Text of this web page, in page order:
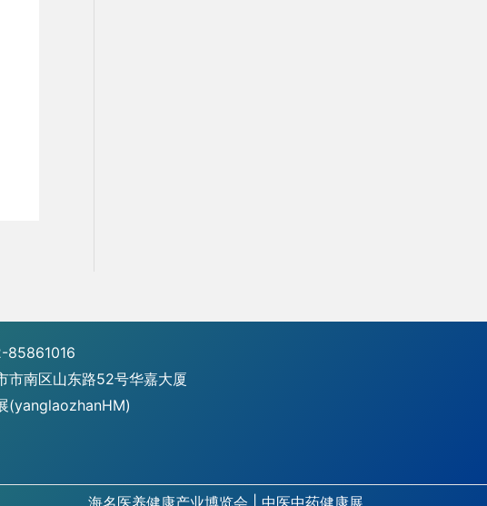
85861016
市南区山东路52号华嘉大厦
(yanglaozhanHM)